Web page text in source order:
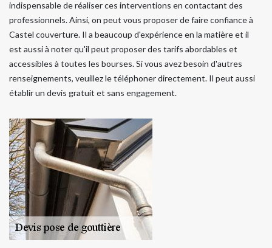
indispensable de réaliser ces interventions en contactant des
professionnels. Ainsi, on peut vous proposer de faire confiance à
Castel couverture. Il a beaucoup d'expérience en la matière et il
est aussi à noter qu'il peut proposer des tarifs abordables et
accessibles à toutes les bourses. Si vous avez besoin d'autres
renseignements, veuillez le téléphoner directement. Il peut aussi
établir un devis gratuit et sans engagement.